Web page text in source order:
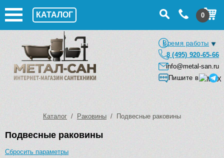
КАТАЛОГ 0
Время работы
8 (495) 920-65-66
info@metal-san.ru
Пишите в
Каталог / Раковины / Подвесные раковины
Подвесные раковины
Сбросить параметры